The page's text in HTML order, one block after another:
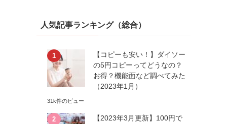
人気記事ランキング（総合）
【コピーも安い！】ダイソー
の5円コピーってどうなの？
お得？機能面など調べてみた
（2023年1月）
31k件のビュー
【2023年3月更新】100円で